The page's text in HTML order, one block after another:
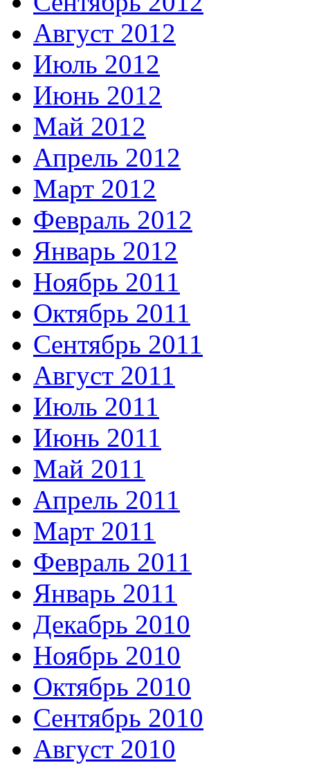
Август 2012
Июль 2012
Июнь 2012
Май 2012
Апрель 2012
Март 2012
Февраль 2012
Январь 2012
Ноябрь 2011
Октябрь 2011
Сентябрь 2011
Август 2011
Июль 2011
Июнь 2011
Май 2011
Апрель 2011
Март 2011
Февраль 2011
Январь 2011
Декабрь 2010
Ноябрь 2010
Октябрь 2010
Сентябрь 2010
Август 2010